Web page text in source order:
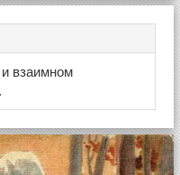
и взаимном